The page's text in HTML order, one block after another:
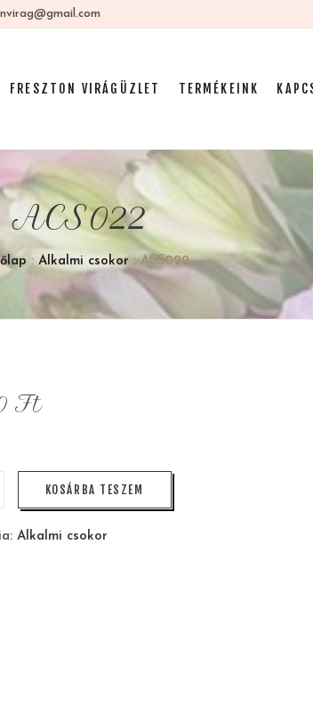
FRESZTON VIRÁGÜZLET TERMÉKEINK
ACS022
:Alkalmi csokor : ACS022
Ft
KOSÁRBA TESZEM
Alkalmi csokor